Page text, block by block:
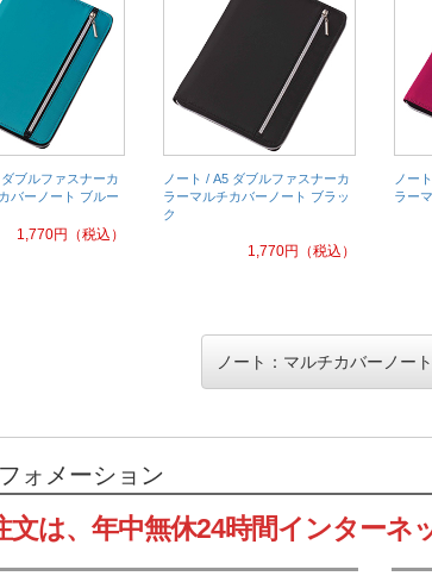
ダブルファスナーカ
バーノート ブルー
1,770円 （税込）
ノート / A5 ダブルファスナーカ
ラーマルチカバーノート ブラッ
ク
1,770円 （税込）
ノー
ラー
ノート：マルチカバーノー
ォメーション
文は、年中無休24時間インターネ